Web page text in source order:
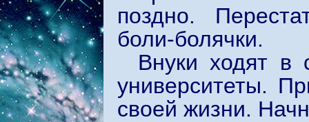
поздно.
боли-болячки.
Внуки ходят в
университеты.
своей жизни.